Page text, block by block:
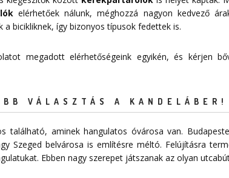
elérhetőek nálunk, méghozzá nagyon kedvező
bicikliknek, így bizonyos típusok fedettek is.
megadottelérhetőségeink egyikén, és kérjen
VÁLASZTÁS A KANDELÁBER!
található, aminek hangulatos óvárosa van.
Szeged belvárosa is említésre méltó. Felújításra
Ebben nagy szerepet játszanak az olyan